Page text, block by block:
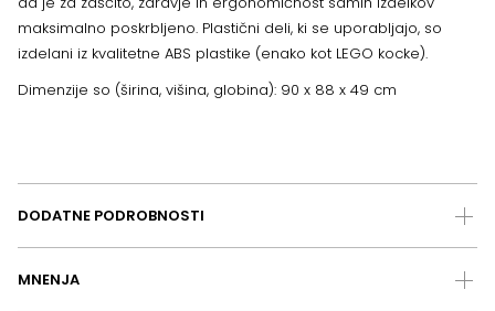
maksimalno poskrbljeno. Plastični deli, ki se uporabljajo, so
izdelani iz kvalitetne ABS plastike (enako kot LEGO kocke).
Dimenzije so (širina, višina, globina): 90 x 88 x 49 cm
DODATNE PODROBNOSTI
MNENJA